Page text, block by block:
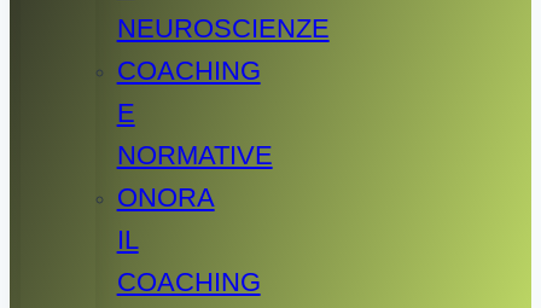
NEUROSCIENZE
COACHING
E
NORMATIVE
ONORA
IL
COACHING